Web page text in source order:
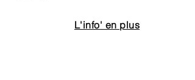
L'info' en plus